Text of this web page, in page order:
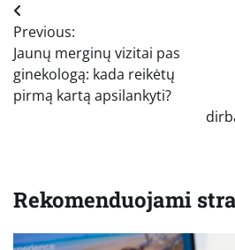
Navigacija
tarp
įrašų
Previous:
Jaunų merginų vizitai pas
ginekologą: kada reikėtų
pirmą kartą apsilankyti?
Rekomenduojami